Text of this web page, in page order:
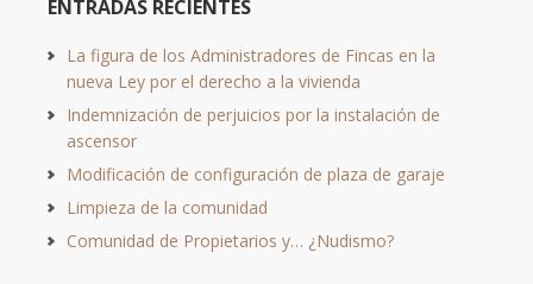
ENTRADAS RECIENTES
La figura de los Administradores de Fincas en la
nueva Ley por el derecho a la vivienda
Indemnización de perjuicios por la instalación de
ascensor
Modificación de configuración de plaza de garaje
Limpieza de la comunidad
Comunidad de Propietarios y… ¿Nudismo?